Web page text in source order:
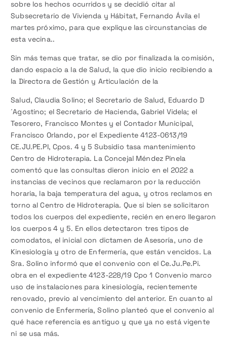
sobre los hechos ocurridos y se decidió citar al
Subsecretario de Vivienda y Hábitat, Fernando Ávila el
martes próximo, para que explique las circunstancias de
esta vecina..
Sin más temas que tratar, se dio por finalizada la comisión,
dando espacio a la de Salud, la que dio inicio recibiendo a
la Directora de Gestión y Articulación de la
Salud, Claudia Solino; el Secretario de Salud, Eduardo D
´Agostino; el Secretario de Hacienda, Gabriel Videla; el
Tesorero, Francisco Montes y el Contador Municipal,
Francisco Orlando, por el Expediente 4123-0613/19
CE.JU.PE.PI, Cpos. 4 y 5 Subsidio tasa mantenimiento
Centro de Hidroterapia. La Concejal Méndez Pinela
comentó que las consultas dieron inicio en el 2022 a
instancias de vecinos que reclamaron por la reducción
horaria, la baja temperatura del agua, y otros reclamos en
torno al Centro de Hidroterapia. Que si bien se solicitaron
todos los cuerpos del expediente, recién en enero llegaron
los cuerpos 4 y 5. En ellos detectaron tres tipos de
comodatos, el inicial con dictamen de Asesoría, uno de
Kinesiología y otro de Enfermería, que están vencidos. La
Sra. Solino informó que el convenio con el Ce.Ju.Pe.Pi.
obra en el expediente 4123-228/19 Cpo 1 Convenio marco
uso de instalaciones para kinesiología, recientemente
renovado, previo al vencimiento del anterior. En cuanto al
convenio de Enfermería, Solino planteó que el convenio al
qué hace referencia es antiguo y que ya no está vigente
ni se usa más.